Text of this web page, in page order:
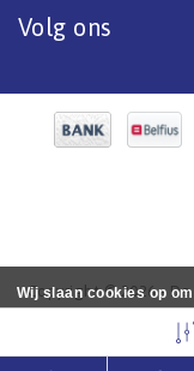
Volg ons
Copyright © 2026 -
tot aflak. - All
Wij slaan cookies op